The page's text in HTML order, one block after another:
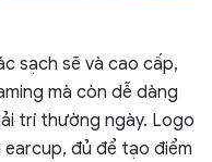
sạch sẽ và cao cấp,
mà còn dễ dàng
trí thường ngày. Logo
đủ để tạo điểm